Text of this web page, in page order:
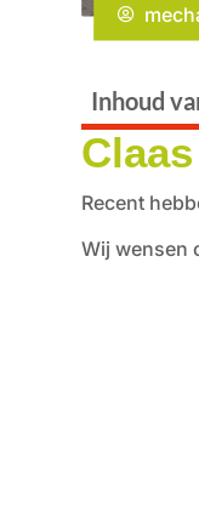
Inhoud
Recent
Wij wensen